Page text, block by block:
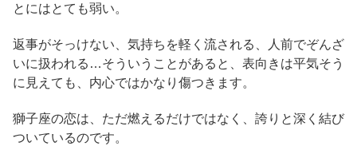
とにはとても弱い。
返事がそっけない、気持ちを軽く流される、人前でぞんざ
いに扱われる…そういうことがあると、表向きは平気そう
に見えても、内心ではかなり傷つきます。
獅子座の恋は、ただ燃えるだけではなく、誇りと深く結び
ついているのです。